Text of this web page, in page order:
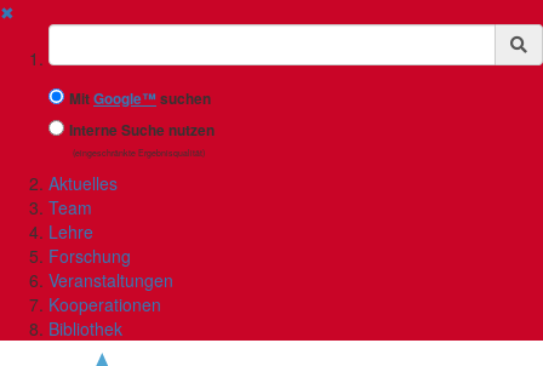
✖
Suchbegriff
MitGoogle™suchen
Interne Suche nutzen
(eingeschränkte Ergebnisqualität)
Aktuelles
Team
Lehre
Forschung
Veranstaltungen
Kooperationen
Bibliothek